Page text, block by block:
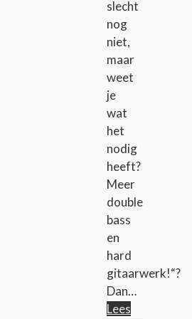
slecht
nog
niet,
maar
weet
je
wat
het
nodig
heeft?
Meer
double
bass
en
hard
gitaarwerk!“?
Dan…
Lees